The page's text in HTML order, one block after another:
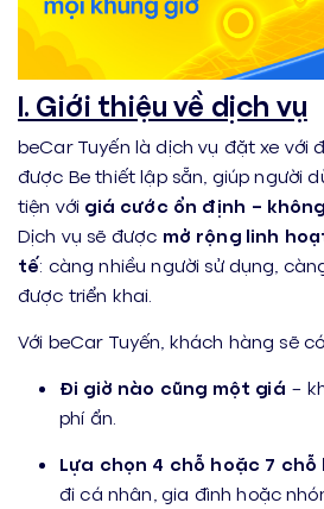
I. Giới thiệu về dịch vụ
beCar Tuyến là dịch vụ đặt xe với
được Be thiết lập sẵn, giúp người
tiện với giá cước ổn định –
Dịch vụ sẽ được mở rộng linh
tế: càng nhiều người sử dụng,
được triển khai.
Với beCar Tuyến, khách hàng sẽ
Đi giờ nào cũng một giá –
phí ẩn.
Lựa chọn 4 chỗ hoặc 7 chỗ
đi cá nhân, gia đình hoặc